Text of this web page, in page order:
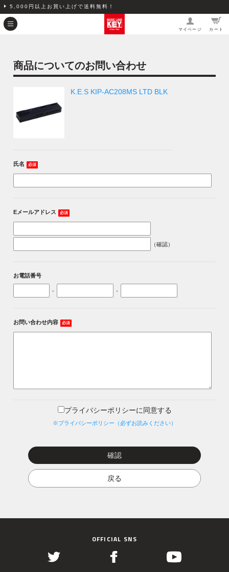
5,000円以上お買い上げで送料無料！
マイページ カート
商品についてのお問い合わせ
K.E.S KIP-AC208MS LTD BLK
氏名 必須
Eメールアドレス 必須
（確認）
お電話番号
- -
お問い合わせ内容 必須
プライバシーポリシーに同意する
※プライバシーポリシー（必ずお読みください）
OFFICIAL SNS